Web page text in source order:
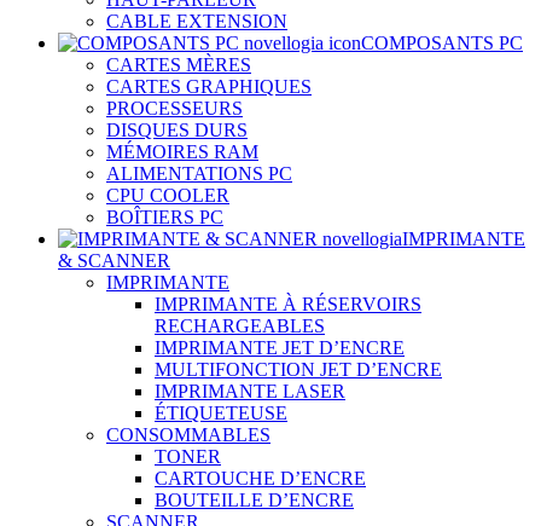
CABLE EXTENSION
COMPOSANTS PC
CARTES MÈRES
CARTES GRAPHIQUES
PROCESSEURS
DISQUES DURS
MÉMOIRES RAM
ALIMENTATIONS PC
CPU COOLER
BOÎTIERS PC
IMPRIMANTE
& SCANNER
IMPRIMANTE
IMPRIMANTE À RÉSERVOIRS
RECHARGEABLES
IMPRIMANTE JET D’ENCRE
MULTIFONCTION JET D’ENCRE
IMPRIMANTE LASER
ÉTIQUETEUSE
CONSOMMABLES
TONER
CARTOUCHE D’ENCRE
BOUTEILLE D’ENCRE
SCANNER